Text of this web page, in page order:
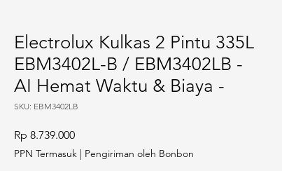
Electrolux Kulkas 2 Pintu 335L
EBM3402L-B / EBM3402LB -
AI Hemat Waktu & Biaya -
SKU: EBM3402LB
Rp 8.739.000Harga
PPN Termasuk | Pengiriman oleh Bonbon